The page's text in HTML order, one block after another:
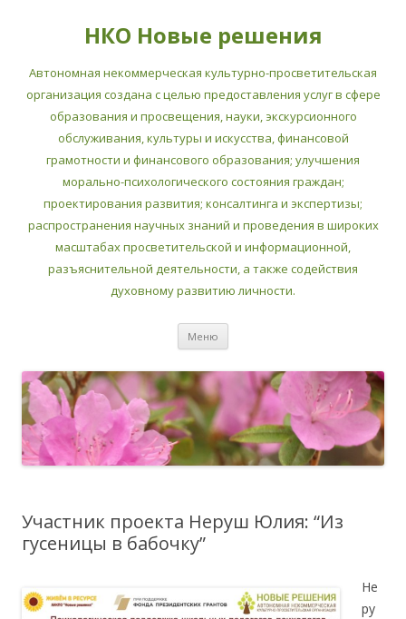
НКО Новые решения
Автономная некоммерческая культурно-просветительская
организация создана с целью предоставления услуг в сфере
образования и просвещения, науки, экскурсионного
обслуживания, культуры и искусства, финансовой
грамотности и финансового образования; улучшения
морально-психологического состояния граждан;
проектирования развития; консалтинга и экспертизы;
распространения научных знаний и проведения в широких
масштабах просветительской и информационной,
разъяснительной деятельности, а также содействия
духовному развитию личности.
Меню
Участник проекта Неруш Юлия: “Из
гусеницы в бабочку”
Не
ру